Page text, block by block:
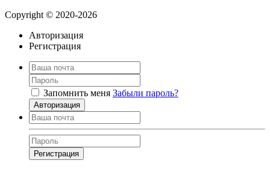
Copyright © 2020-2026
Авторизация
Регистрация
Запомнить меня Забыли пароль?
Авторизация
Регистрация